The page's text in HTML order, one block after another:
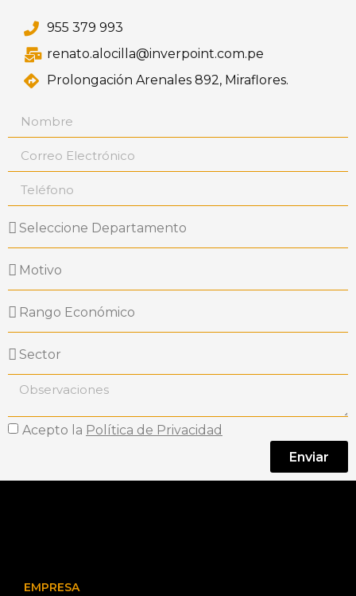
955 379 993
renato.alocilla@inverpoint.com.pe
Prolongación Arenales 892, Miraflores.
Acepto la Política de Privacidad
Enviar
EMPRESA